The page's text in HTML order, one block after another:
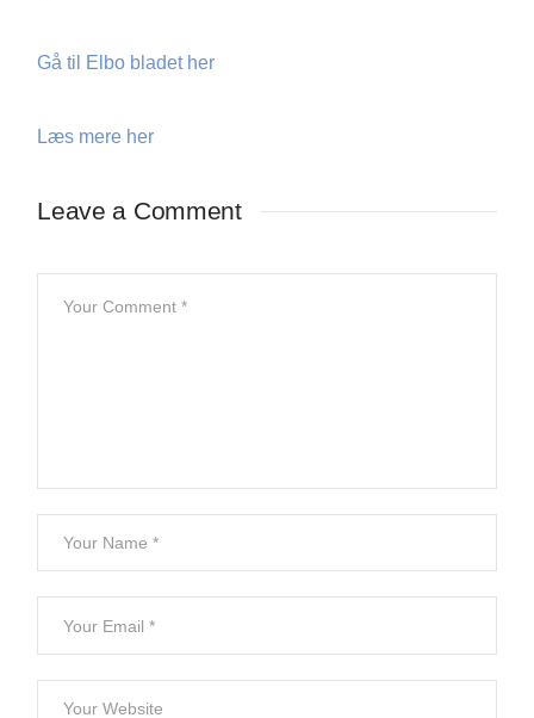
Gå til Elbo bladet her
Læs mere her
Leave a Comment